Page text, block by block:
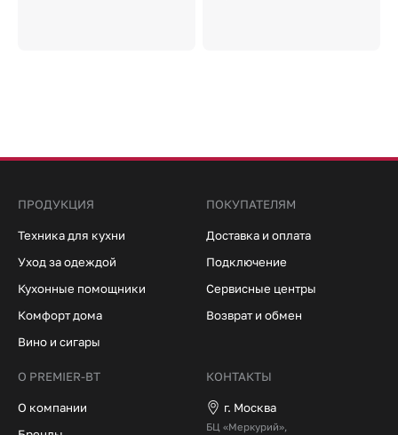
ПРОДУКЦИЯ
Техника для кухни
Уход за одеждой
Кухонные помощники
Комфорт дома
Вино и сигары
ПОКУПАТЕЛЯМ
Доставка и оплата
Подключение
Сервисные центры
Возврат и обмен
О PREMIER-BT
О компании
КОНТАКТЫ
г. Москва
БЦ «Меркурий»,